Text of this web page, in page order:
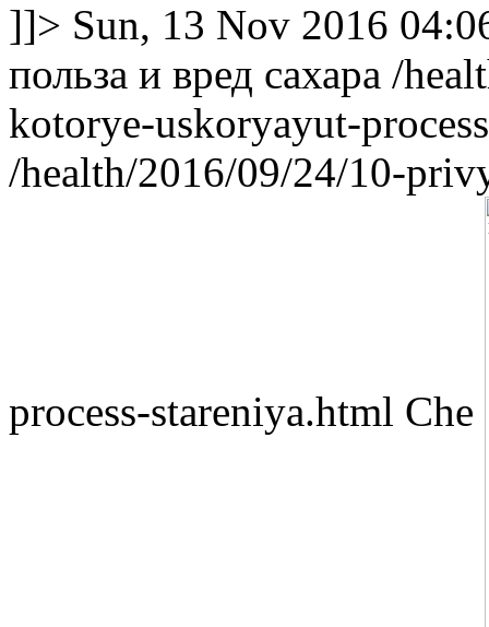
]]> Sun, 13 Nov 2016
польза и вред сахара /
kotorye-uskoryayut-
/health/2016/09/24/10-
process-stareniya.html Che